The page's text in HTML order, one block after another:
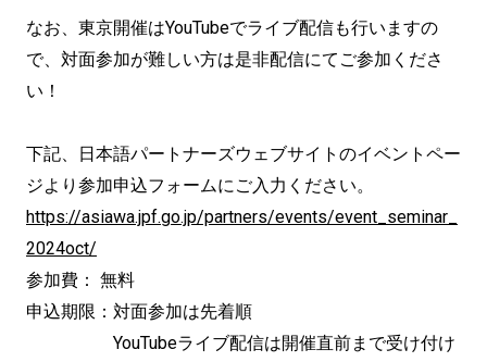
なお、東京開催はYouTubeでライブ配信も行いますの
で、対面参加が難しい方は是非配信にてご参加くださ
い！
下記、日本語パートナーズウェブサイトのイベントペー
ジより参加申込フォームにご入力ください。
https://asiawa.jpf.go.jp/partners/events/event_seminar_
2024oct/
参加費： 無料
申込期限：対面参加は先着順
YouTubeライブ配信は開催直前まで受け付け